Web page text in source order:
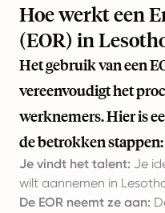
Hoe werkt een
(EOR) in
Het gebruik van een
vereenvoudigt het
werknemers. Hier is
de betrokken stappen:
Je vindt het talent: Je
wilt aannemen in
De EOR neemt ze aan: